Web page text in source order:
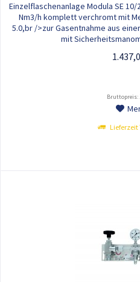
Einzelflaschenanlage Modula SE 10/
Nm3/h komplett verchromt mit
5.0,br />zur Gasentnahme aus
mit
Bruttopreis:
Lieferzeit